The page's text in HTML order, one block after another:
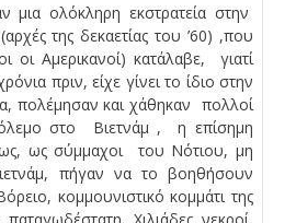
μια ολόκληρη εκστρατεία στην
της δεκαετίας του ’60) ,που
οι Αμερικανοί) κατάλαβε, γιατί
πριν, είχε γίνει το ίδιο στην
πολέμησαν και χάθηκαν πολλοί
στο Βιετνάμ , η επίσημη
ως σύμμαχοι του Νότιου, μη
πήγαν να το βοηθήσουν
κομμουνιστικό κομμάτι της
Χιλιάδες νεκροί,